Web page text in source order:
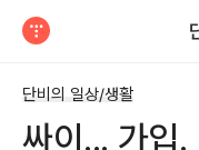
단비의 일상/생활
싸이... 가입.